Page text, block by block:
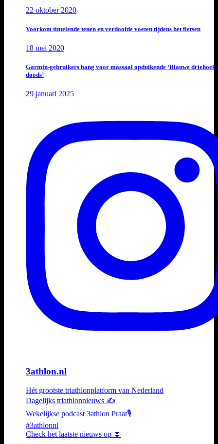
22 oktober 2020
Voorkom tintelende tenen en verdoofde voeten tijdens het fietsen
18 mei 2020
Garmin-gebruikers bang voor massaal opduikende ‘Blauwe driehoek
doods’
29 januari 2025
3athlon.nl
Hét grootste triathlonplatform van Nederland
Dagelijks triathlonnieuws ✍️
Wekelijkse podcast 3athlon Praat🎙️
#3athlonnl
Check het laatste nieuws op ⏬